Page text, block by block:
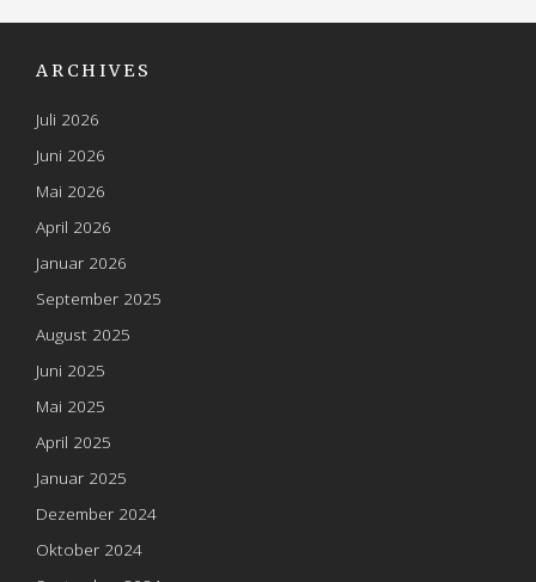
ARCHIVES
Juli 2026
Juni 2026
Mai 2026
April 2026
Januar 2026
September 2025
August 2025
Juni 2025
Mai 2025
April 2025
Januar 2025
Dezember 2024
Oktober 2024